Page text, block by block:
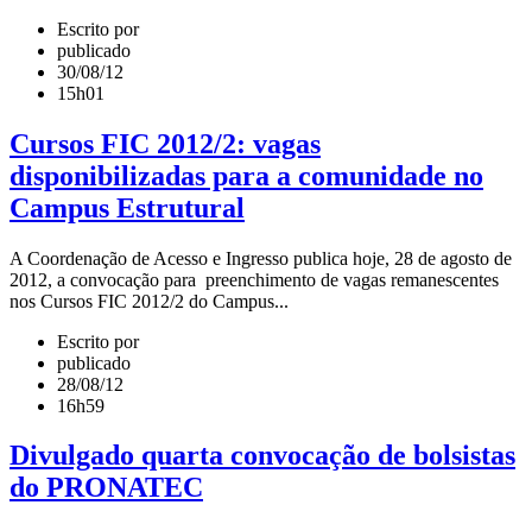
Escrito por
publicado
30/08/12
15h01
Cursos FIC 2012/2: vagas
disponibilizadas para a comunidade no
Campus Estrutural
A Coordenação de Acesso e Ingresso publica hoje, 28 de agosto de
2012, a convocação para preenchimento de vagas remanescentes
nos Cursos FIC 2012/2 do Campus...
Escrito por
publicado
28/08/12
16h59
Divulgado quarta convocação de bolsistas
do PRONATEC